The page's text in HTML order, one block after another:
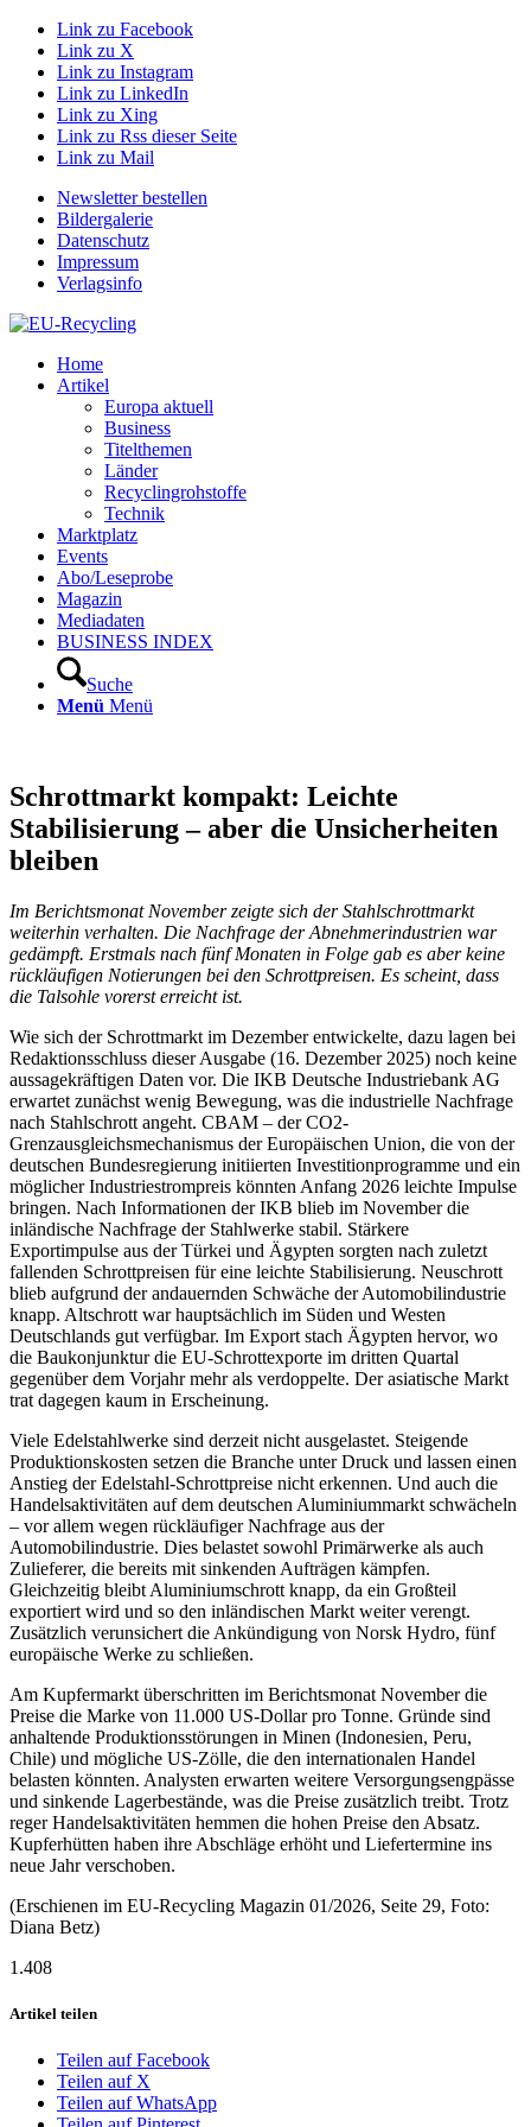
Link zu Facebook
Link zu X
Link zu Instagram
Link zu LinkedIn
Link zu Xing
Link zu Rss dieser Seite
Link zu Mail
Newsletter bestellen
Bildergalerie
Datenschutz
Impressum
Verlagsinfo
Home
Artikel
Europa aktuell
Business
Titelthemen
Länder
Recyclingrohstoffe
Technik
Marktplatz
Events
Abo/Leseprobe
Magazin
Mediadaten
BUSINESS INDEX
Suche
Menü Menü
Schrottmarkt kompakt: Leichte
Stabilisierung – aber die Unsicherheiten
bleiben
Im Berichtsmonat November zeigte sich der Stahlschrottmarkt
weiterhin verhalten. Die Nachfrage der Abnehmerindustrien war
gedämpft. Erstmals nach fünf Monaten in Folge gab es aber keine
rückläufigen Notierungen bei den Schrottpreisen. Es scheint, dass
die Talsohle vorerst erreicht ist.
Wie sich der Schrottmarkt im Dezember entwickelte, dazu lagen bei
Redaktionsschluss dieser Ausgabe (16. Dezember 2025) noch keine
aussagekräftigen Daten vor. Die IKB Deutsche Industriebank AG
erwartet zunächst wenig Bewegung, was die industrielle Nachfrage
nach Stahlschrott angeht. CBAM – der CO2-
Grenzausgleichsmechanismus der Europäischen Union, die von der
deutschen Bundesregierung initiierten Investitionprogramme und ein
möglicher Industriestrompreis könnten Anfang 2026 leichte Impulse
bringen. Nach Informationen der IKB blieb im November die
inländische Nachfrage der Stahlwerke stabil. Stärkere
Exportimpulse aus der Türkei und Ägypten sorgten nach zuletzt
fallenden Schrottpreisen für eine leichte Stabilisierung. Neuschrott
blieb aufgrund der andauernden Schwäche der Automobilindustrie
knapp. Altschrott war hauptsächlich im Süden und Westen
Deutschlands gut verfügbar. Im Export stach Ägypten hervor, wo
die Baukonjunktur die EU-Schrottexporte im dritten Quartal
gegenüber dem Vorjahr mehr als verdoppelte. Der asiatische Markt
trat dagegen kaum in Erscheinung.
Viele Edelstahlwerke sind derzeit nicht ausgelastet. Steigende
Produktionskosten setzen die Branche unter Druck und lassen einen
Anstieg der Edelstahl-Schrottpreise nicht erkennen. Und auch die
Handelsaktivitäten auf dem deutschen Aluminiummarkt schwächeln
– vor allem wegen rückläufiger Nachfrage aus der
Automobilindustrie. Dies belastet sowohl Primärwerke als auch
Zulieferer, die bereits mit sinkenden Aufträgen kämpfen.
Gleichzeitig bleibt Aluminiumschrott knapp, da ein Großteil
exportiert wird und so den inländischen Markt weiter verengt.
Zusätzlich verunsichert die Ankündigung von Norsk Hydro, fünf
europäische Werke zu schließen.
Am Kupfermarkt überschritten im Berichtsmonat November die
Preise die Marke von 11.000 US-Dollar pro Tonne. Gründe sind
anhaltende Produktionsstörungen in Minen (Indonesien, Peru,
Chile) und mögliche US-Zölle, die den internationalen Handel
belasten könnten. Analysten erwarten weitere Versorgungsengpässe
und sinkende Lagerbestände, was die Preise zusätzlich treibt. Trotz
reger Handelsaktivitäten hemmen die hohen Preise den Absatz.
Kupferhütten haben ihre Abschläge erhöht und Liefertermine ins
neue Jahr verschoben.
(Erschienen im EU-Recycling Magazin 01/2026, Seite 29, Foto:
Diana Betz)
1.408
Artikel teilen
Teilen auf Facebook
Teilen auf X
Teilen auf WhatsApp